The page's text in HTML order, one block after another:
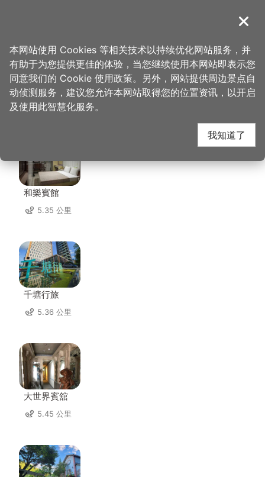
導覽
首页 > 想去的地方 > 住宿 > 和平92民宿
和平92民宿 周边住宿
和樂賓館
5.35 公里
千塘行旅
5.36 公里
大世界賓舘
5.45 公里
关闭
本网站使用 Cookies 等相关技术以持续优化网站服务，并
有助于为您提供更佳的体验，当您继续使用本网站即表示您
同意我们的 Cookie 使用政策。另外，网站提供周边景点自
动侦测服务，建议您允许本网站取得您的位置资讯，以开启
及使用此智慧化服务。
我知道了